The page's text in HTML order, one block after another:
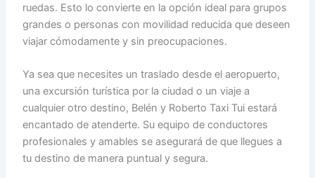
ruedas. Esto lo convierte en la opción ideal para grupos
grandes o personas con movilidad reducida que deseen
viajar cómodamente y sin preocupaciones.
Ya sea que necesites un traslado desde el aeropuerto,
una excursión turística por la ciudad o un viaje a
cualquier otro destino, Belén y Roberto Taxi Tui estará
encantado de atenderte. Su equipo de conductores
profesionales y amables se asegurará de que llegues a
tu destino de manera puntual y segura.